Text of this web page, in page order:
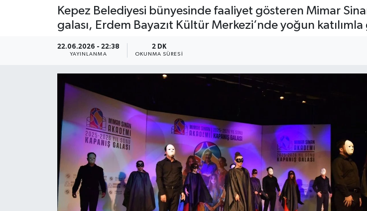
Kepez Belediyesi bünyesinde faaliyet gösteren Mimar
galası, Erdem Bayazıt Kültür Merkezi’nde yoğun
22.06.2026 - 22:38
YAYINLANMA
2 DK
OKUNMA SÜRESI